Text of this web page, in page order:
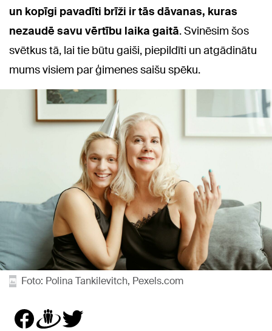
un kopīgi pavadīti brīži ir tās dāvanas, kuras
nezaudē savu vērtību laika gaitā. Svinēsim šos
svētkus tā, lai tie būtu gaiši, piepildīti un atgādinātu
mums visiem par ģimenes saišu spēku.
Foto: Polina Tankilevitch, Pexels.com